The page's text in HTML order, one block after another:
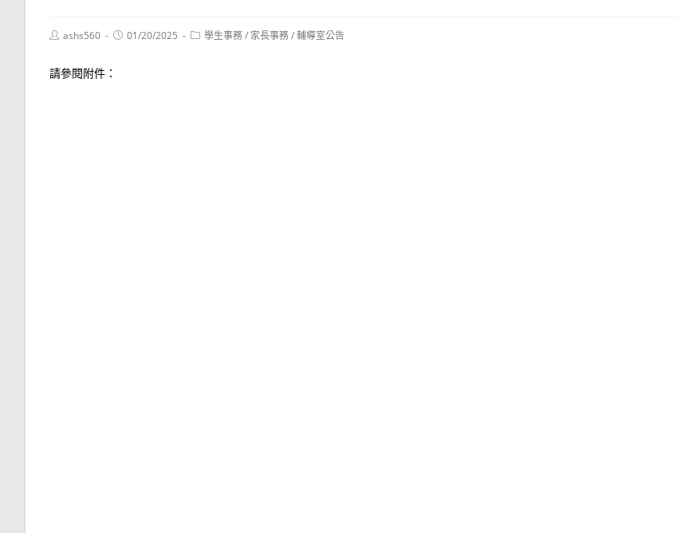
Postashs560
Post01/20/2025
Post學生事務/ 家長事務/輔導室公告
請參閱附件：